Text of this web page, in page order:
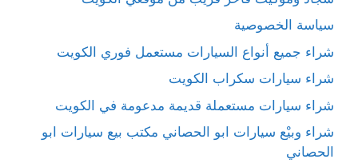
سياسة الخصوصية
شراء جميع أنواع السيارات مستعمل فوري الكويت
شراء سيارات سكراب الكويت
شراء سيارات مستعملة قديمة مدعومة في الكويت
شراء وبيْع سيارات ابو الحصاني مكتب بيع سيارات ابو
الحصاني